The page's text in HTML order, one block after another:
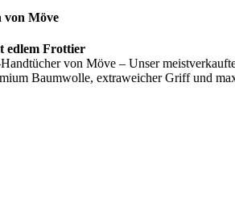
von Möve
edlem Frottier
von Möve – Unser
Baumwolle, extraweicher Griff und